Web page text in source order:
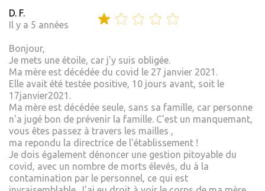
D. F.
Il y a 5 années
Bonjour,
Je mets une étoile, car j'y suis obligée.
Ma mère est décédée du covid le 27 janvier 2021.
Elle avait été testée positive, 10 jours avant, soit le
17janvier2021.
Ma mère est décédée seule, sans sa famille, car personne
n'a jugé bon de prévenir la famille. C'est un manquemant,
vous êtes passez à travers les mailles ,
ma repondu la directrice de l'établissement !
Je dois également dénoncer une gestion pitoyable du
covid, avec un nombre de morts élevés, du à la
contamination par le personnel, ce qui est